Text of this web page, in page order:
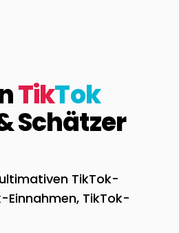
TikTok
Schätzer
TikTok-
Einnahmen, TikTok-